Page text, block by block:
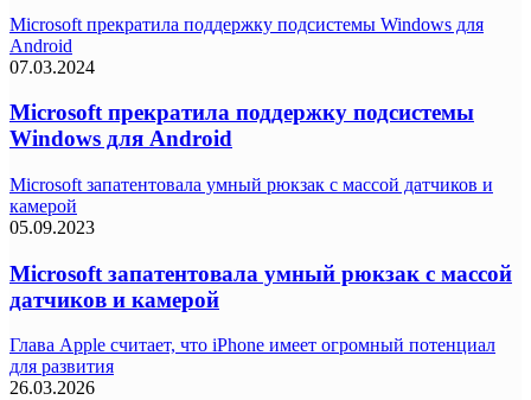
Microsoft прекратила поддержку подсистемы Windows для
Android
07.03.2024
Microsoft прекратила поддержку подсистемы
Windows для Android
Microsoft запатентовала умный рюкзак с массой датчиков и
камерой
05.09.2023
Microsoft запатентовала умный рюкзак с массой
датчиков и камерой
Глава Apple считает, что iPhone имеет огромный потенциал
для развития
26.03.2026